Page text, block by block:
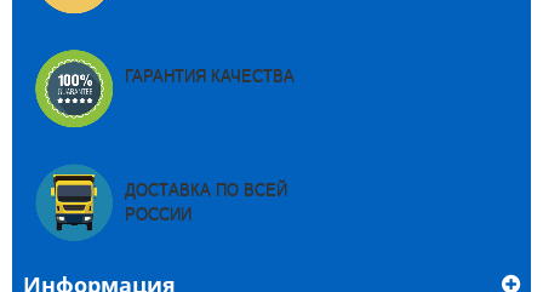
ГАРАНТИЯ КАЧЕСТВА
ДОСТАВКА ПО ВСЕЙ
РОССИИ
Информация